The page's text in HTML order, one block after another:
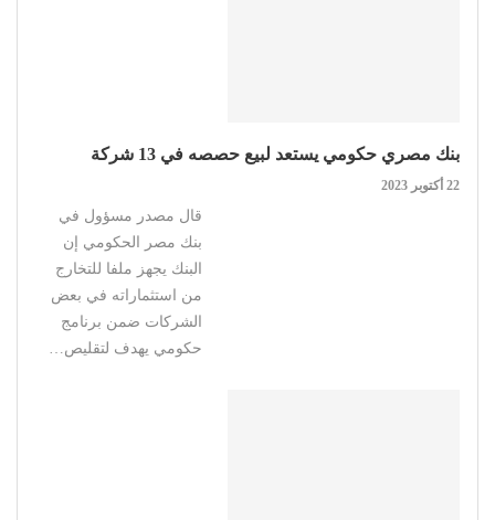
بنك مصري حكومي يستعد لبيع حصصه في 13 شركة
22 أكتوبر 2023
قال مصدر مسؤول في
بنك مصر الحكومي إن
البنك يجهز ملفا للتخارج
من استثماراته في بعض
الشركات ضمن برنامج
حكومي يهدف لتقليص…